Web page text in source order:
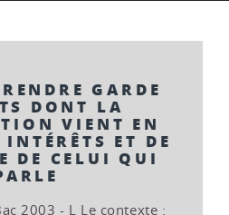
GARDE
DONT LA
VIENT EN
ET DE
DE CELUI QUI
2003 - L Le contexte :